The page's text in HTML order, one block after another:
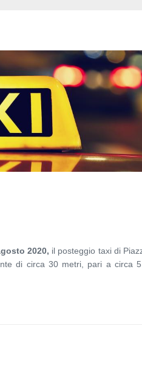
2020, il posteggio taxi di
di circa 30 metri, pari a circa